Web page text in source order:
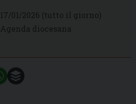
17/01/2026 (tutto il giorno)
Agenda diocesana